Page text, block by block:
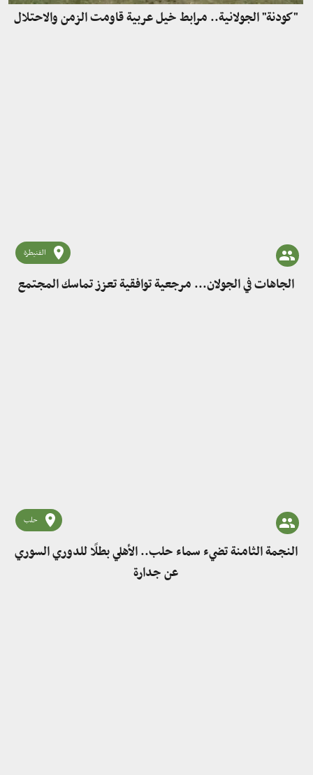
"كودنة" الجولانية.. مرابط خيل عربية قاومت الزمن والاحتلال
القنيطرة
الجاهات في الجولان... مرجعية توافقية تعزز تماسك المجتمع
حلب
النجمة الثامنة تضيء سماء حلب.. الأهلي بطلًا للدوري السوري
عن جدارة